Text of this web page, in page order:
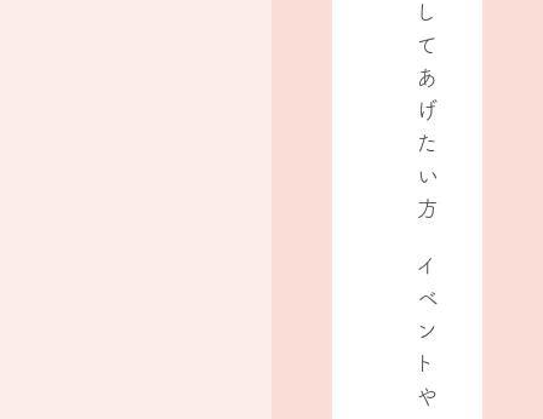
し
て
あ
げ
た
い
方
イ
ベ
ン
ト
や